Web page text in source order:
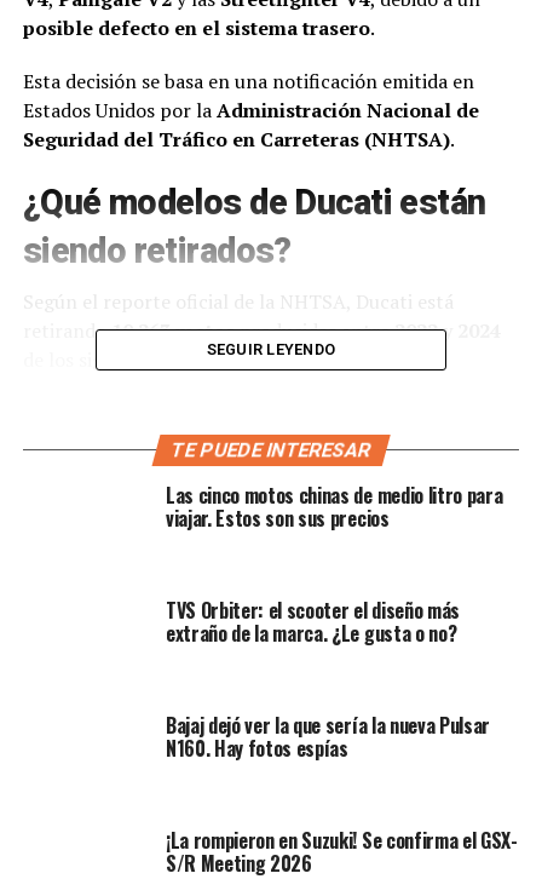
posible defecto en el sistema trasero.
Esta decisión se basa en una notificación emitida en
Estados Unidos por laAdministración Nacional de
Seguridad del Tráfico en Carreteras (NHTSA).
¿Qué modelos de Ducati están
siendo retirados?
Según el reporte oficial de la NHTSA, Ducati está
retirando10.263 motosproducidas entre2022 y 2024
de los siguientes modelos:
Panigale V4
Streetfighter V2
SEGUIR LEYENDO
TE PUEDE INTERESAR
Las cinco motos chinas de medio litro para
viajar. Estos son sus precios
TVS Orbiter: el scooter el diseño más
extraño de la marca. ¿Le gusta o no?
Bajaj dejó ver la que sería la nueva Pulsar
N160. Hay fotos espías
¡La rompieron en Suzuki! Se confirma el GSX-
S/R Meeting 2026